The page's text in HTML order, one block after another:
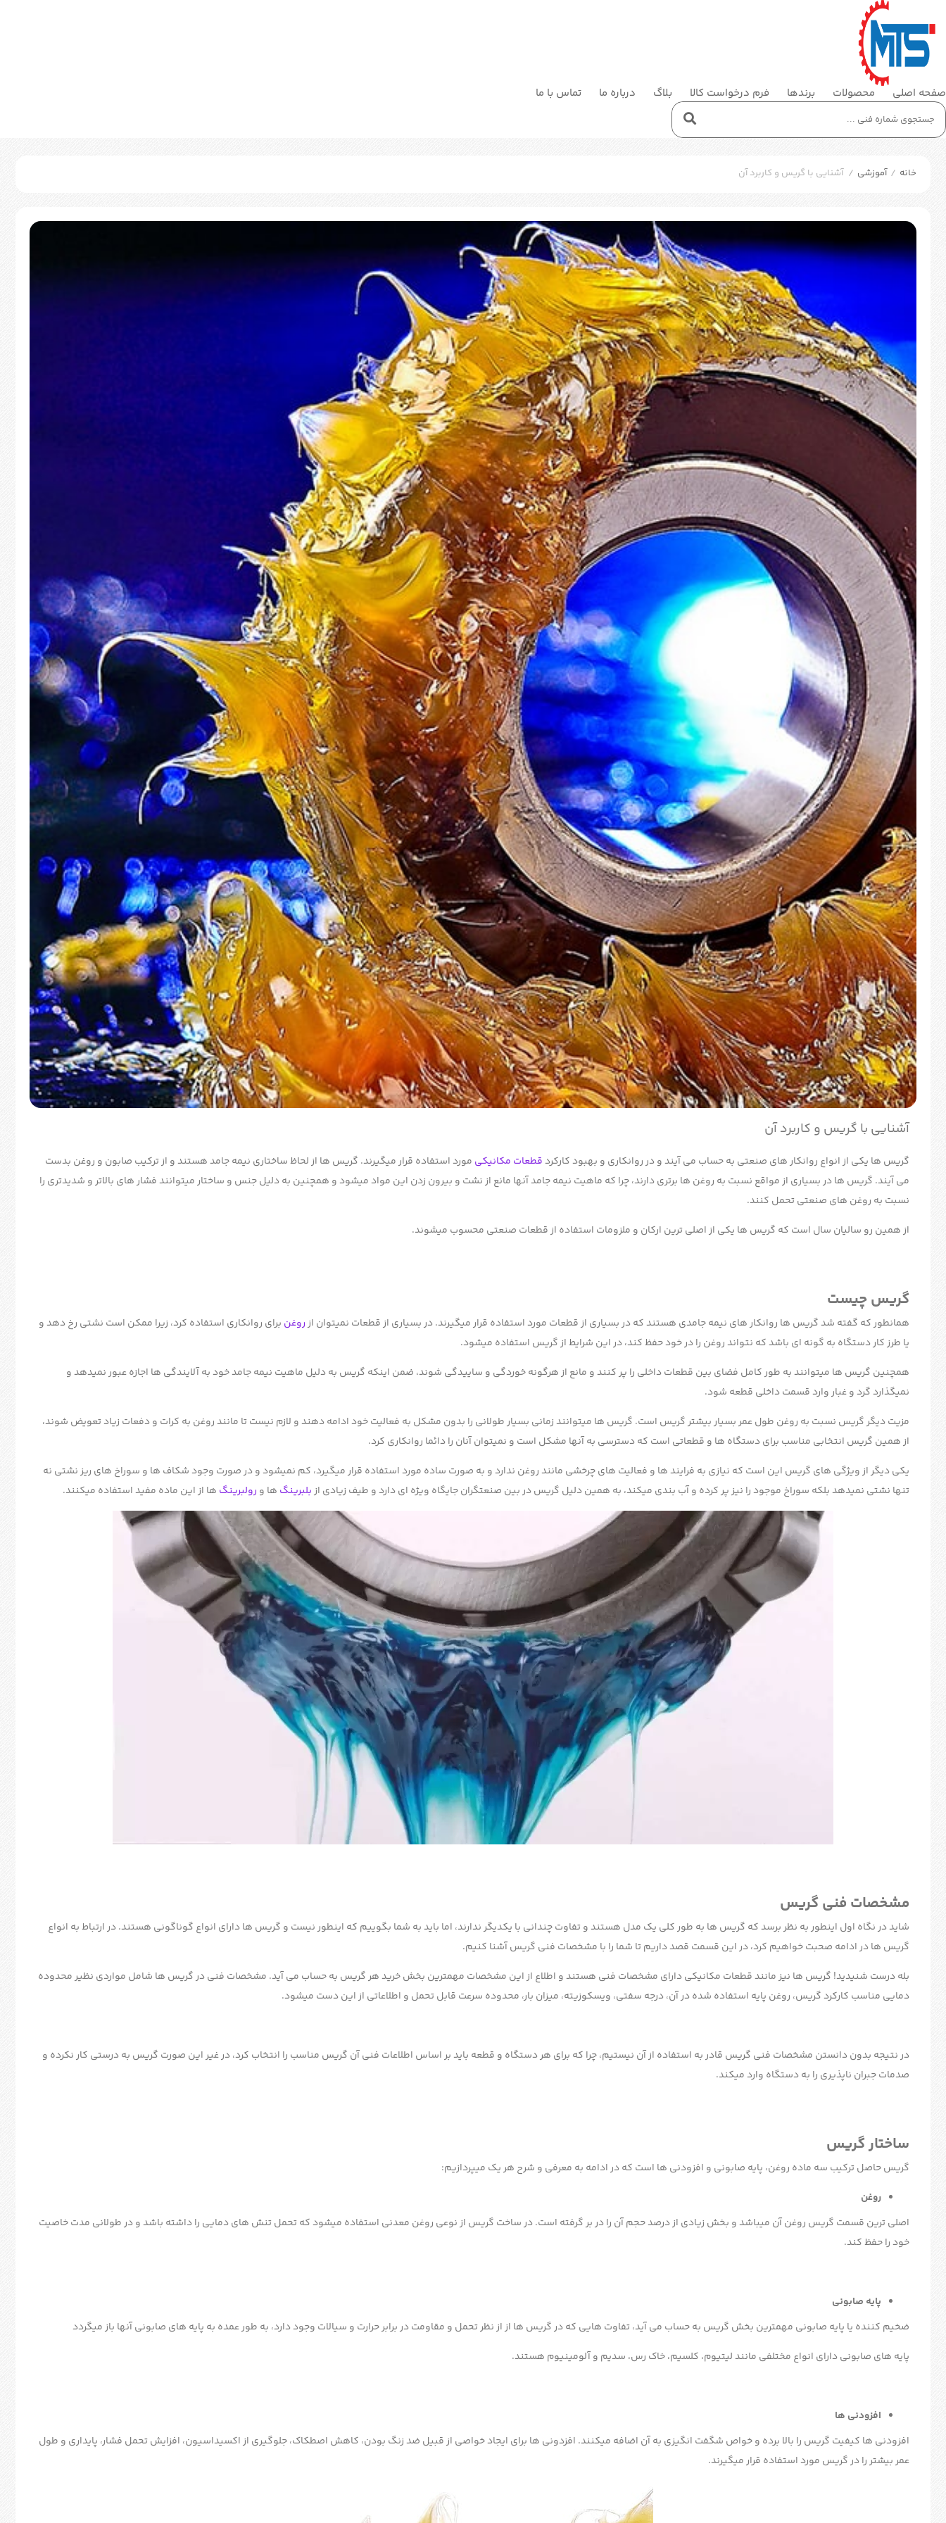
صفحه اصلی محصولات برندها فرم درخواست کالا بلاگ درباره ما تماس با ما
خانه / آموزشی / آشنایی با گریس و کاربرد آن
آشنایی با گریس و کاربرد آن
گریس ها یکی از انواع روانکار های صنعتی به حساب می آیند و در روانکاری و بهبود کارکردقطعات مکانیکی مورد استفاده قرار میگیرند. گریس ها از لحاظ ساختاری نیمه جامد هستند و از ترکیب صابون و روغن بدست
می آیند. گریس ها در بسیاری از مواقع نسبت به روغن ها برتری دارند، چرا که ماهیت نیمه جامد آنها مانع از نشت و بیرون زدن این مواد میشود و همچنین به دلیل جنس و ساختار میتوانند فشار های بالاتر و شدیدتری را
نسبت به روغن های صنعتی تحمل کنند.
از همین رو سالیان سال است که گریس ها یکی از اصلی ترین ارکان و ملزومات استفاده از قطعات صنعتی محسوب میشوند.
گریس چیست
همانطور که گفته شد گریس ها روانکار های نیمه جامدی هستند که در بسیاری از قطعات مورد استفاده قرار میگیرند. در بسیاری از قطعات نمیتوان ازروغن برای روانکاری استفاده کرد، زیرا ممکن است نشتی رخ دهد و
یا طرز کار دستگاه به گونه ای باشد که نتواند روغن را در خود حفظ کند، در این شرایط از گریس استفاده میشود.
همچنین گریس ها میتوانند به طور کامل فضای بین قطعات داخلی را پر کنند و مانع از هرگونه خوردگی و ساییدگی شوند، ضمن اینکه گریس به دلیل ماهیت نیمه جامد خود به آلایندگی ها اجازه عبور نمیدهد و
نمیگذارد گرد و غبار وارد قسمت داخلی قطعه شود.
مزیت دیگر گریس نسبت به روغن طول عمر بسیار بیشتر گریس است. گریس ها میتوانند زمانی بسیار طولانی را بدون مشکل به فعالیت خود ادامه دهند و لازم نیست تا مانند روغن به کرات و دفعات زیاد تعویض شوند،
از همین گریس انتخابی مناسب برای دستگاه ها و قطعاتی است که دسترسی به آنها مشکل است و نمیتوان آنان را دائما روانکاری کرد.
یکی دیگر از ویژگی های گریس این است که نیازی به فرایند ها و فعالیت های چرخشی مانند روغن ندارد و به صورت ساده مورد استفاده قرار میگیرد، کم نمیشود و در صورت وجود شکاف ها و سوراخ های ریز نشتی نه
تنها نشتی نمیدهد بلکه سوراخ موجود را نیز پر کرده و آب بندی میکند، به همین دلیل گریس در بین صنعتگران جایگاه ویژه ای دارد و طیف زیادی ازبلبرینگ ها و رولبرینگ ها از این ماده مفید استفاده میکنند.
مشخصات فنی گریس
شاید در نگاه اول اینطور به نظر برسد که گریس ها به طور کلی یک مدل هستند و تفاوت چندانی با یکدیگر ندارند، اما باید به شما بگوییم که اینطور نیست و گریس ها دارای انواع گوناگونی هستند. در ارتباط به انواع
گریس ها در ادامه صحبت خواهیم کرد، در این قسمت قصد داریم تا شما را با مشخصات فنی گریس آشنا کنیم.
بله درست شنیدید! گریس ها نیز مانند قطعات مکانیکی دارای مشخصات فنی هستند و اطلاع از این مشخصات مهمترین بخش خرید هر گریس به حساب می آید. مشخصات فنی در گریس ها شامل مواردی نظیر محدوده
دمایی مناسب کارکرد گریس، روغن پایه استفاده شده در آن، درجه سفتی، ویسکوزیته، میزان بار، محدوده سرعت قابل تحمل و اطلاعاتی از این دست میشود.
در نتیجه بدون دانستن مشخصات فنی گریس قادر به استفاده از آن نیستیم، چرا که برای هر دستگاه و قطعه باید بر اساس اطلاعات فنی آن گریس مناسب را انتخاب کرد، در غیر این صورت گریس به درستی کار نکرده و
صدمات جبران ناپذیری را به دستگاه وارد میکند.
ساختارگریس
گریس حاصل ترکیب سه ماده روغن، پایه صابونی و افزودنی ها است که در ادامه به معرفی و شرح هر یک میپردازیم:
روغن
اصلی ترین قسمت گریس روغن آن میباشد و بخش زیادی از درصد حجم آن را در بر گرفته است. در ساخت گریس از نوعی روغن معدنی استفاده میشود که تحمل تنش های دمایی را داشته باشد و در طولانی مدت خاصیت
خود را حفظ کند.
پایه صابونی
ضخیم کننده یا پایه صابونی مهمترین بخش گریس به حساب می آید، تفاوت هایی که در گریس ها از از نظر تحمل و مقاومت در برابر حرارت و سیالات وجود دارد، به طور عمده به پایه های صابونی آنها باز میگردد
پایه های صابونی دارای انواع مختلفی مانند لیتیوم، کلسیم، خاک رس، سدیم و آلومینیوم هستند.
افزودنی ها
افزودنی ها کیفیت گریس را بالا برده و خواص شگفت انگیزی به آن اضافه میکنند. افزدونی ها برای ایجاد خواصی از قبیل ضد زنگ بودن، کاهش اصطکاک، جلوگیری از اکسیداسیون، افزایش تحمل فشار، پایداری و طول
عمر بیشتر را در گریس مورد استفاده قرار میگیرند.